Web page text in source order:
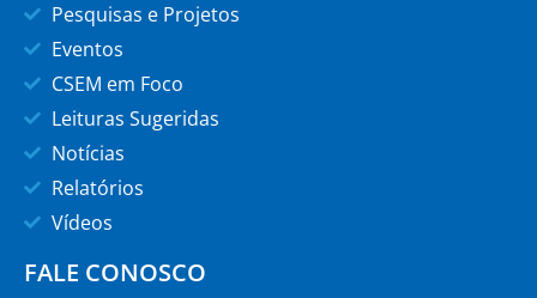
Pesquisas e Projetos
Eventos
CSEM em Foco
Leituras Sugeridas
Notícias
Relatórios
Vídeos
FALE CONOSCO